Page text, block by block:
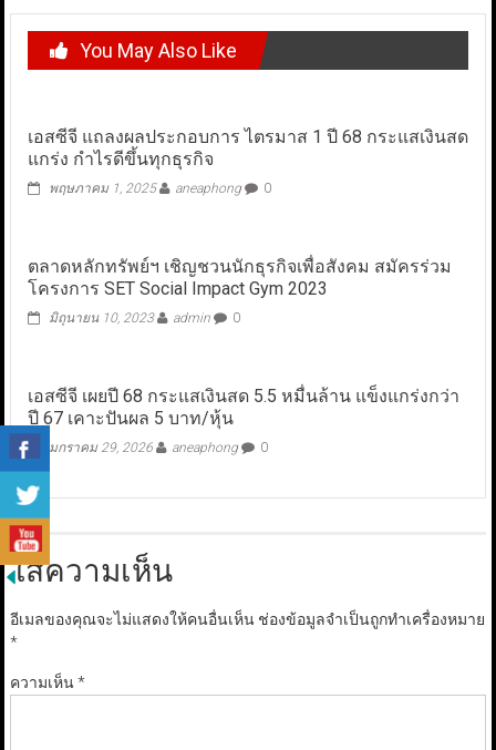
You May Also Like
เอสซีจี แถลงผลประกอบการ ไตรมาส 1 ปี 68 กระแสเงินสด
แกร่ง กำไรดีขึ้นทุกธุรกิจ
พฤษภาคม 1, 2025 aneaphong 0
ตลาดหลักทรัพย์ฯ เชิญชวนนักธุรกิจเพื่อสังคม สมัครร่วม
โครงการ SET Social Impact Gym 2023
มิถุนายน 10, 2023 admin 0
เอสซีจี เผยปี 68 กระแสเงินสด 5.5 หมื่นล้าน แข็งแกร่งกว่า
ปี 67 เคาะปันผล 5 บาท/หุ้น
มกราคม 29, 2026 aneaphong 0
ใส่ความเห็น
อีเมลของคุณจะไม่แสดงให้คนอื่นเห็น ช่องข้อมูลจำเป็นถูกทำเครื่องหมาย
*
ความเห็น*